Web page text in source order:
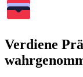
Verdiene